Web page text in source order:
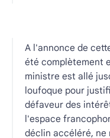
A l'annonce de
été complètement
ministre est allé
loufoque pour
défaveur des
l'espace
déclin accéléré,